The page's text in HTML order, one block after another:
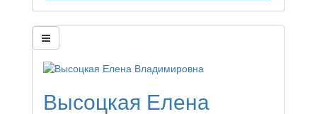
Высоцкая Елена